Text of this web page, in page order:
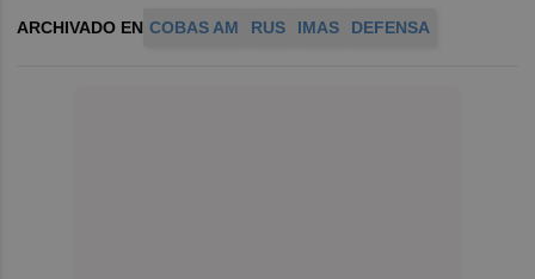
ARCHIVADO EN COBAS AM RUS IMAS DEFENSA